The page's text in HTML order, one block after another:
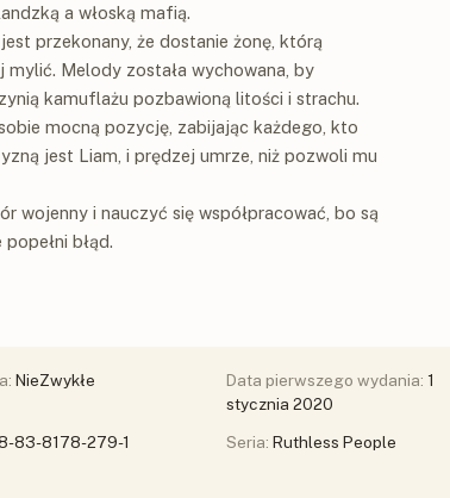
a włoską mafią.
przekonany, że dostanie żonę, którą
mylić. Melody została wychowana, by
kamuflażu pozbawioną litości i strachu.
mocną pozycję, zabijając każdego, kto
jest Liam, i prędzej umrze, niż pozwoli mu
wojenny i nauczyć się współpracować, bo są
błąd.
NieZwykłe Data pierwszego wydania: 1
stycznia 2020
83-8178-279-1 Seria: Ruthless People